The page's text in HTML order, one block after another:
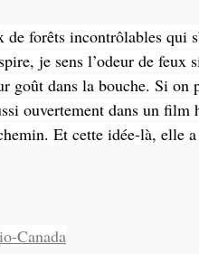
de forêts incontrôlables qui
je sens l’odeur de feux
goût dans la bouche. Si on
ouvertement dans un film
Et cette idée-là, elle
Canada